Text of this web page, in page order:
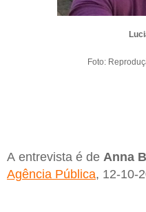
Foto:
A entrevista é de Anna
Agência Pública, 12-10-